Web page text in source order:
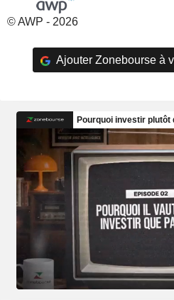
© AWP - 2026
Ajouter Zonebourse à